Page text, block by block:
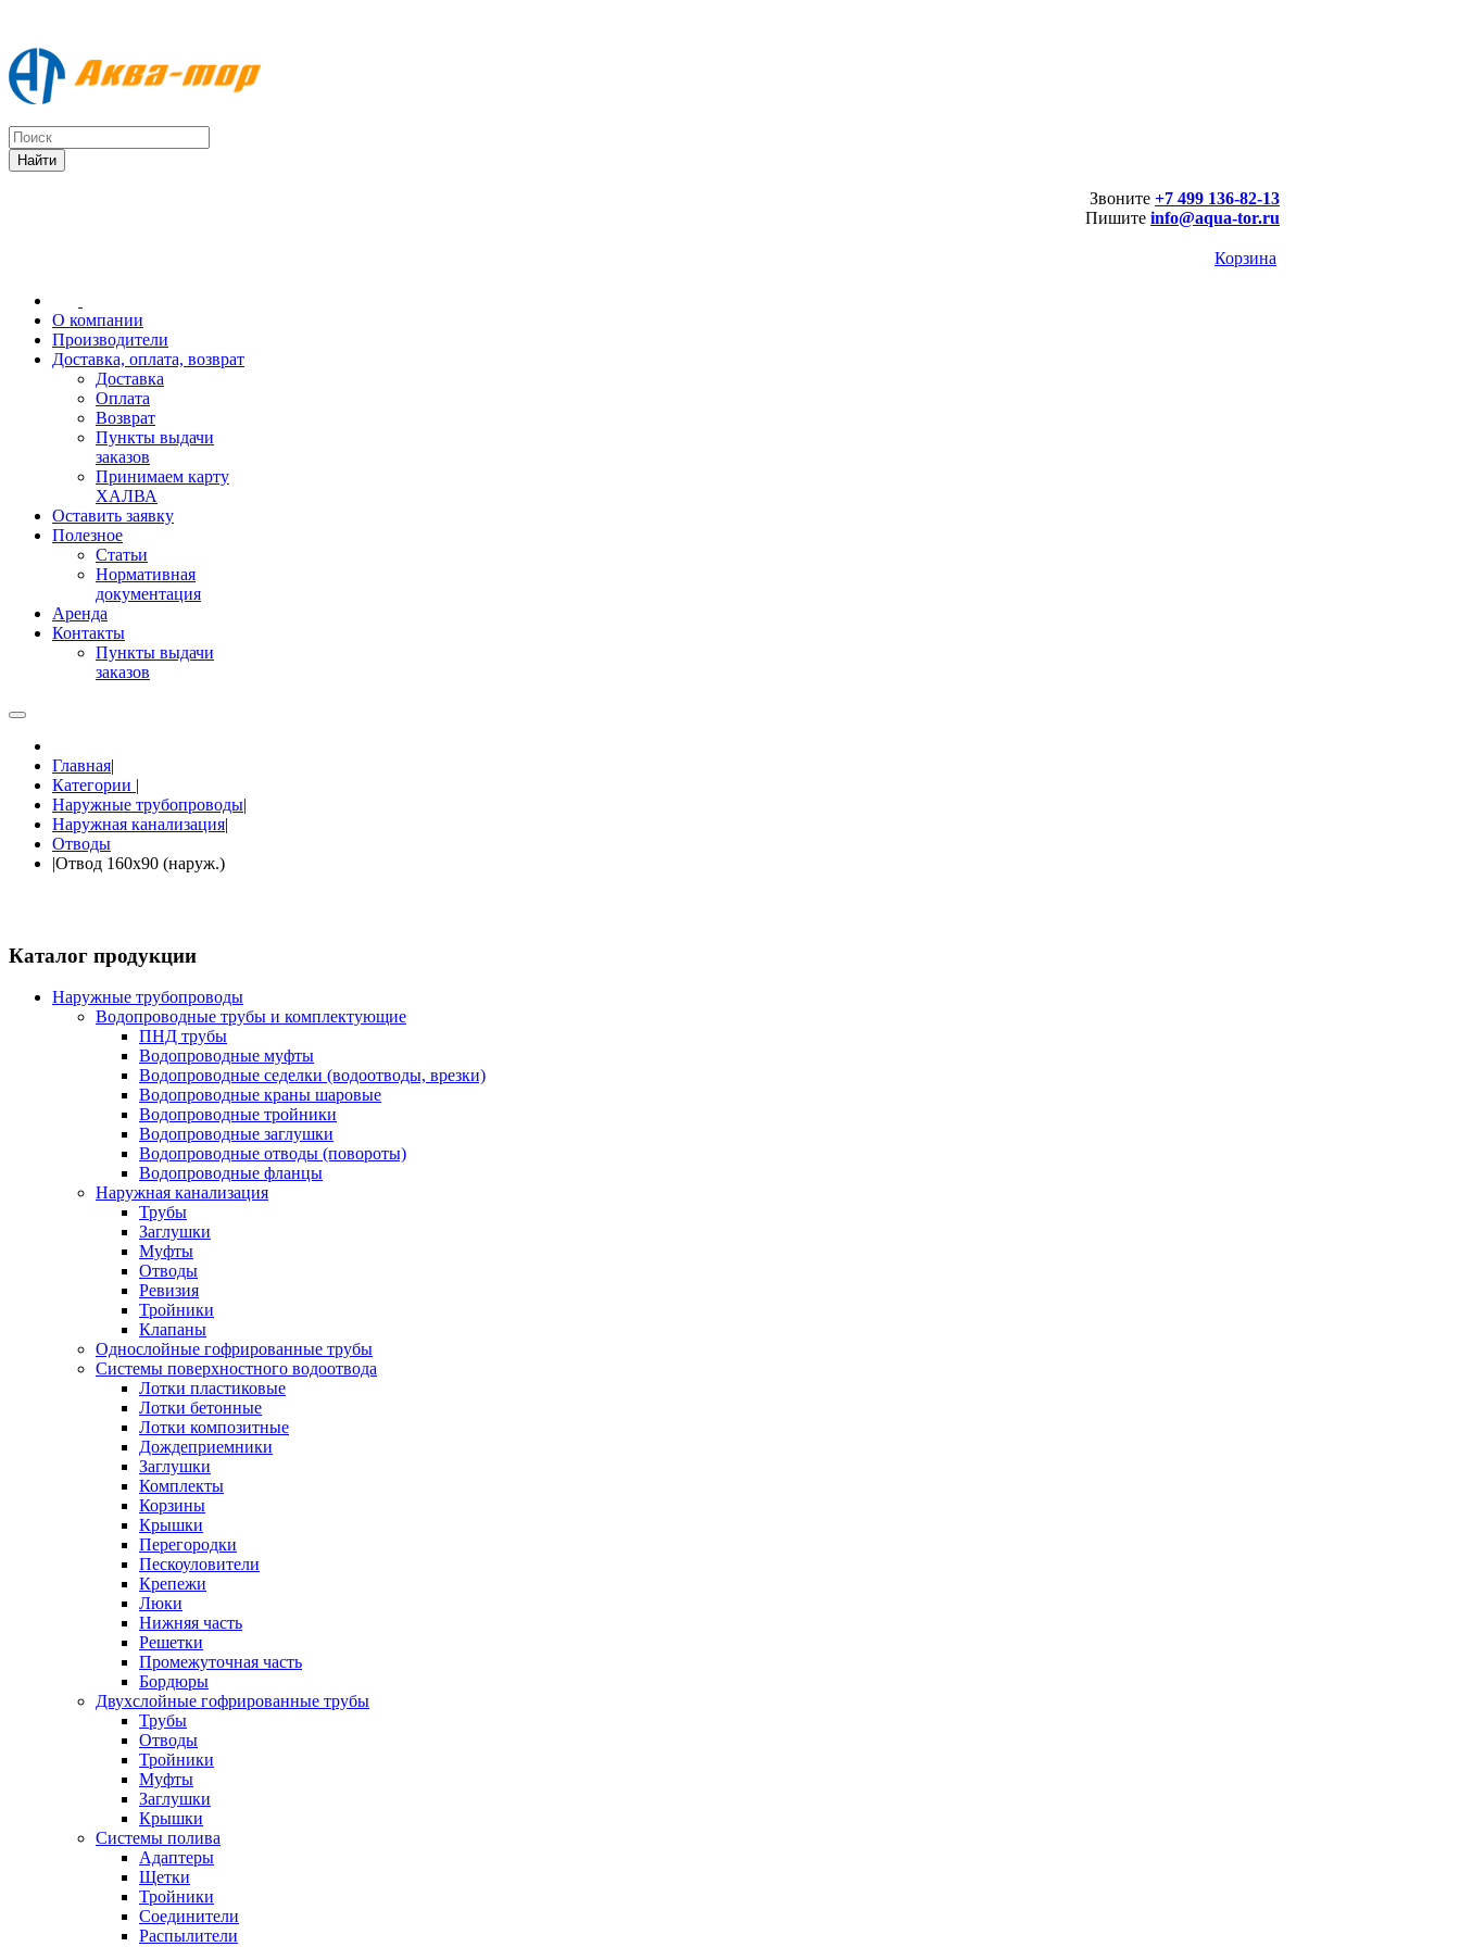
Звоните +7 499 136-82-13
Пишите info@aqua-tor.ru
Корзина
О компании
Производители
Доставка, оплата, возврат
Доставка
Оплата
Возврат
Пункты выдачи
заказов
Принимаем карту
ХАЛВА
Оставить заявку
Полезное
Статьи
Нормативная
документация
Аренда
Контакты
Пункты выдачи
заказов
Главная|
Категории |
Наружные трубопроводы|
Наружная канализация|
Отводы
|Отвод 160х90 (наруж.)
Каталог продукции
Наружные трубопроводы
Водопроводные трубы и комплектующие
ПНД трубы
Водопроводные муфты
Водопроводные седелки (водоотводы, врезки)
Водопроводные краны шаровые
Водопроводные тройники
Водопроводные заглушки
Водопроводные отводы (повороты)
Водопроводные фланцы
Наружная канализация
Трубы
Заглушки
Муфты
Отводы
Ревизия
Тройники
Клапаны
Однослойные гофрированные трубы
Системы поверхностного водоотвода
Лотки пластиковые
Лотки бетонные
Лотки композитные
Дождеприемники
Заглушки
Комплекты
Корзины
Крышки
Перегородки
Пескоуловители
Крепежи
Люки
Нижняя часть
Решетки
Промежуточная часть
Бордюры
Двухслойные гофрированные трубы
Трубы
Отводы
Тройники
Муфты
Заглушки
Крышки
Системы полива
Адаптеры
Щетки
Тройники
Соединители
Распылители